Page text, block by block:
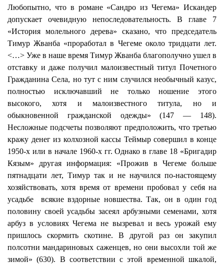
Любопытно, что в романе «Сандро из Чегема» Искандер
допускает очевидную непоследовательность. В главе 7
«История молельного дерева» сказано, что председатель
ТимурЖванба «проработал в Чегеме около тридцати лет.
<…> Уже в наше время Тимур Жванба благополучно ушел в
отставку и даже получил малоизвестный титул Почетного
Гражданина Села, но тут с ним случился необычный казус,
полностью исключавший не только ношение этого
высокого, хотя и малоизвестного титула, но и
обыкновенной гражданской одежды» (147 — 148).
Несложные подсчеты позволяют предположить, что третью
кражу денег из колхозной кассы Теймырсовершил в конце
1950-х или в начале 1960-х гг. Однако в главе 18 «Бригадир
Кязым» другая информация: «Прожив в Чегеме больше
пятнадцати лет, Тимур так и не научился по-настоящему
хозяйствовать, хотя время от времени пробовал у себя на
усадьбе
всякиевздорные новшества. Так, он в один год
половину своей усадьбы засеял арбузными семенами, хотя
арбуз в условиях Чегема не вызревал и весь урожай ему
пришлось скормить скотине. В другой раз он закупил
полсотни мандариновых саженцев, но они высохли той же
зимой» (630). В соответствии с этой временной шкалой,